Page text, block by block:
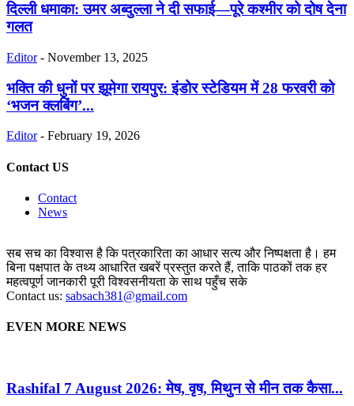
दिल्ली धमाका: उमर अब्दुल्ला ने दी सफाई—पूरे कश्मीर को दोष देना
गलत
Editor - November 13, 2025
भक्ति की धुनों पर झूमेगा रायपुर: इंडोर स्टेडियम में 28 फरवरी को
‘भजन क्लबिंग’...
Editor - February 19, 2026
Contact US
Contact
News
सब सच का विश्वास है कि पत्रकारिता का आधार सत्य और निष्पक्षता है। हम
बिना पक्षपात के तथ्य आधारित खबरें प्रस्तुत करते हैं, ताकि पाठकों तक हर
महत्वपूर्ण जानकारी पूरी विश्वसनीयता के साथ पहुँच सके
Contact us: sabsach381@gmail.com
EVEN MORE NEWS
Rashifal 7 August 2026: मेष, वृष, मिथुन से मीन तक कैसा...